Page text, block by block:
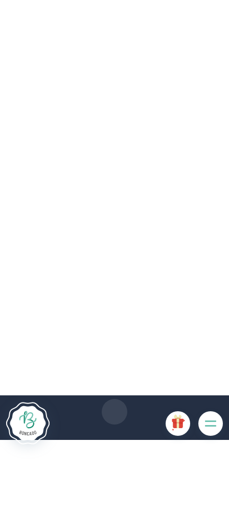
Andere Cookies werden zu Analyse- oder Marketingzwecken
verwendet.Cookies akzeptieren Cookies verwalten